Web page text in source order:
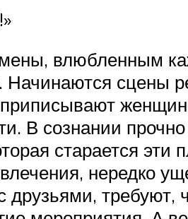
влюбленным
сцены
В сознании
старается
нередко
друзьями,